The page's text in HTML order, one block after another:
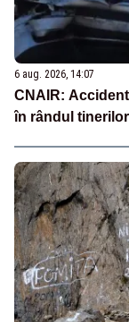
6 aug. 2026, 14:07
CNAIR:
în rândul